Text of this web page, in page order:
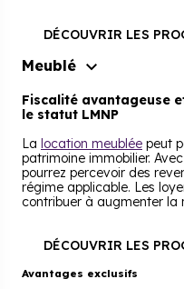
DÉCOUVRIR LES
Meublé
Fiscalité avantageuse
le statut LMNP
La location meublée peut
patrimoine immobilier.
pourrez percevoir des
régime applicable. Les
contribuer à augmenter la
DÉCOUVRIR LES
Avantages exclusifs